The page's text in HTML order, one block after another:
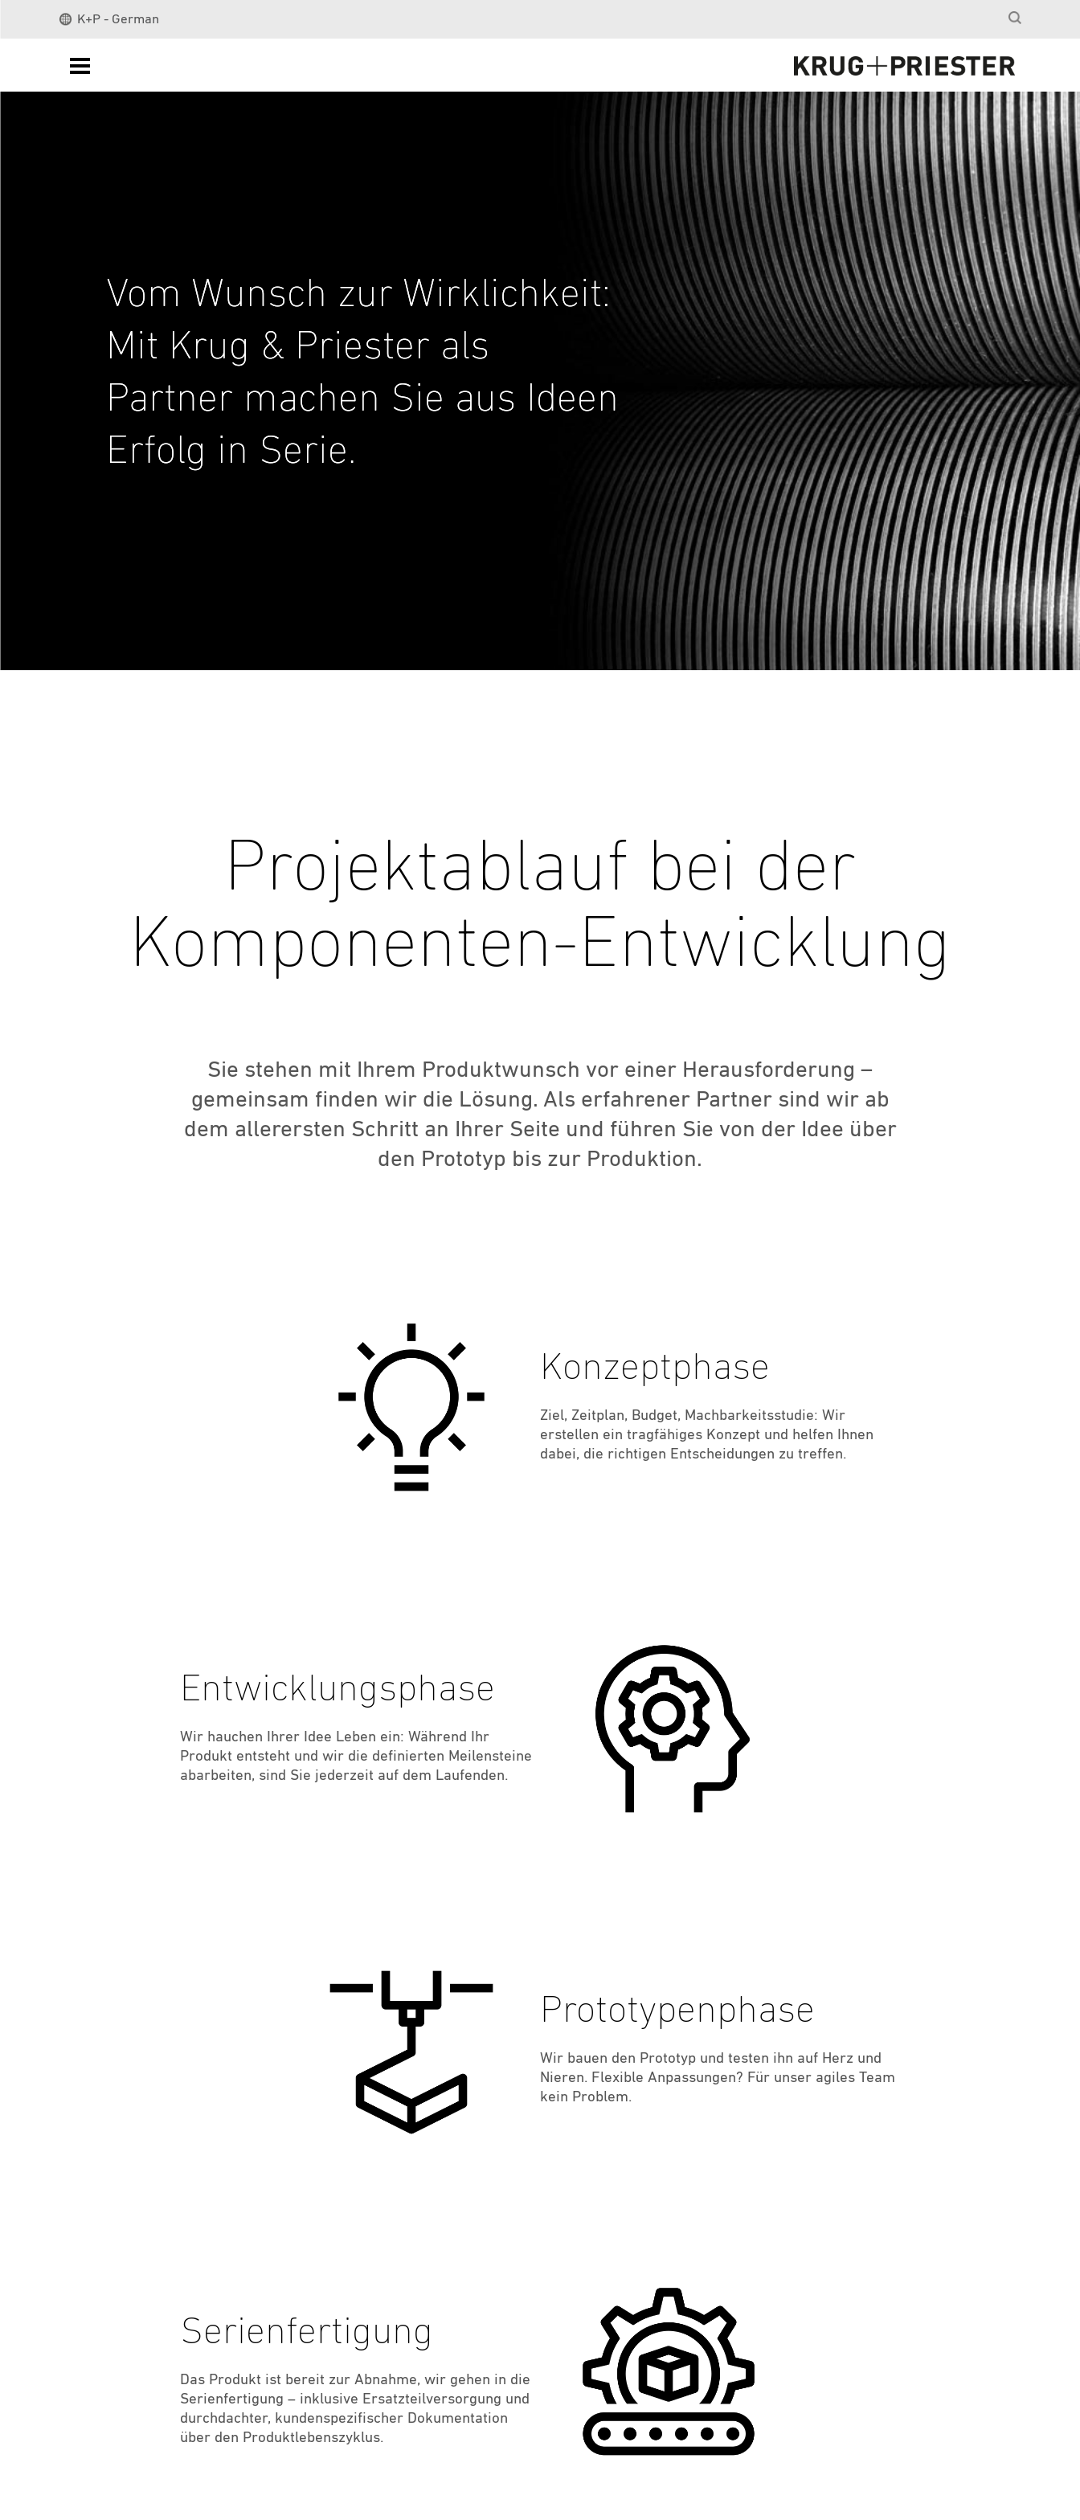
Sie stehen mit Ihrem Produktwunsch vor einer Herausforderung –
gemeinsam finden wir die Lösung. Als erfahrener Partner sind wir ab
dem allerersten Schritt an Ihrer Seite und führen Sie von der Idee über
den Prototyp bis zur Produktion.
Vom Wunsch zur Wirklichkeit:
Mit Krug & Priester als
Partner machen Sie aus Ideen
Erfolg in Serie.
Projektablauf bei der
Komponenten-Entwicklung
Konzeptphase
Ziel, Zeitplan, Budget, Machbarkeitsstudie: Wir
erstellen ein tragfähiges Konzept und helfen Ihnen
dabei, die richtigen Entscheidungen zu treffen.
Entwicklungsphase
Wir hauchen Ihrer Idee Leben ein: Während Ihr
Produkt entsteht und wir die definierten Meilensteine
abarbeiten, sind Sie jederzeit auf dem Laufenden.
Prototypenphase
Wir bauen den Prototyp und testen ihn auf Herz und
Nieren. Flexible Anpassungen? Für unser agiles Team
kein Problem.
Serienfertigung
Das Produkt ist bereit zur Abnahme, wir gehen in die
Serienfertigung – inklusive Ersatzteilversorgung und
durchdachter, kundenspezifischer Dokumentation
über den Produktlebenszyklus.